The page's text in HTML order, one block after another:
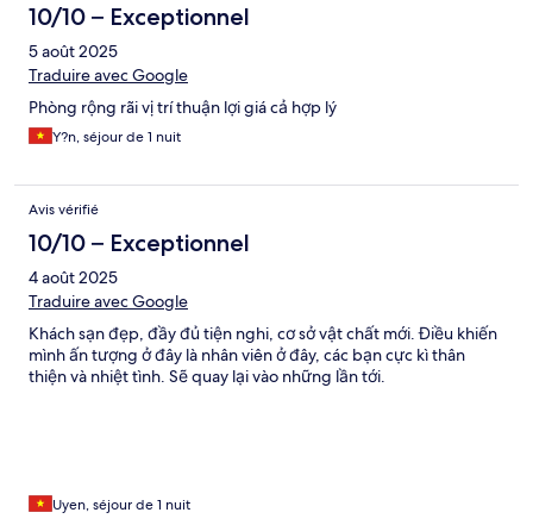
10/10 – Exceptionnel
5 août 2025
Traduire avec Google
Phòng rộng rãi vị trí thuận lợi giá cả hợp lý
Y?n, séjour de 1 nuit
Avis vérifié
10/10 – Exceptionnel
4 août 2025
Traduire avec Google
Khách sạn đẹp, đầy đủ tiện nghi, cơ sở vật chất mới. Điều khiến
mình ấn tượng ở đây là nhân viên ở đây, các bạn cực kì thân
thiện và nhiệt tình. Sẽ quay lại vào những lần tới.
Uyen, séjour de 1 nuit